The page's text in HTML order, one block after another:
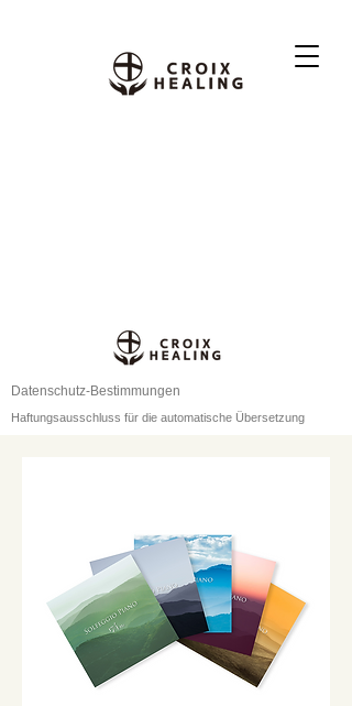
Datenschutz-Bestimmungen
Haftungsausschluss für die automatische Übersetzung